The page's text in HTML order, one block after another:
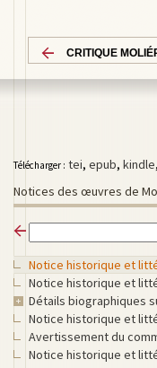
CRITIQUE
Télécharger : tei, epub, kindle,
Notices des œuvres de
Notice historique et
Notice historique et
Détails biographiques
Notice historique et
Avertissement du
Notice historique et